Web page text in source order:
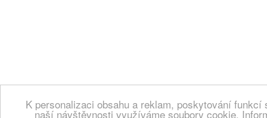
K personalizaci obsahu a reklam, poskytování
naší návštěvnosti využíváme soubory cookie.